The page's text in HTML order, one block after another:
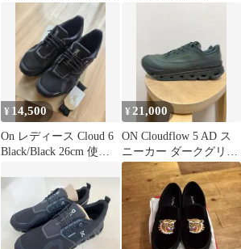
ース CLOUD 6
3WF10061200、ホワイ
ト/L
¥ 14,500
On レディース Cloud 6
Black/Black 26cm 使用
¥ 21,000
ON Cloudflow 5 AD ス
ニーカー ダークグリー
ン 27.0